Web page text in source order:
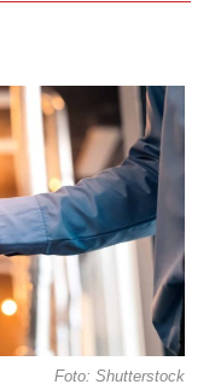
Foto: Shutterstock